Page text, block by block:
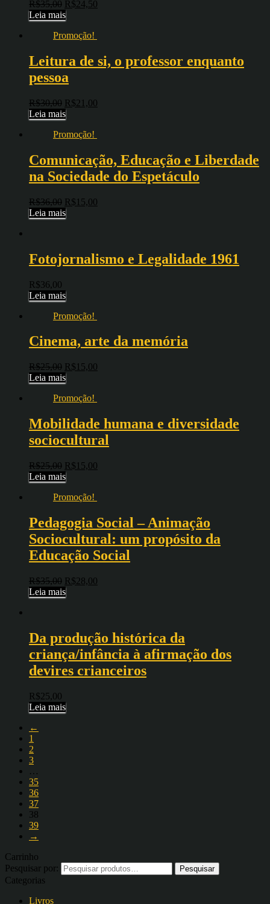
R$35,00 R$24,50
Leia mais
Promoção!
Leitura de si, o professor enquanto
pessoa
R$30,00 R$21,00
Leia mais
Promoção!
Comunicação, Educação e Liberdade
na Sociedade do Espetáculo
R$36,00 R$ 15,00
Leia mais
Fotojornalismo e Legalidade 1961
R$36,00
Leia mais
Promoção!
Cinema, arte da memória
R$25,00 R$ 15,00
Leia mais
Promoção!
Mobilidade humana e diversidade
sociocultural
R$25,00 R$ 15,00
Leia mais
Promoção!
Pedagogia Social – Animação
Sociocultural: um propósito da
Educação Social
R$35,00 R$28,00
Leia mais
Da produção histórica da
criança/infância à afirmação dos
devires crianceiros
R$25,00
Leia mais
←
1
2
3
…
35
36
37
38
39
→
Carrinho
Pesquisar por:
Categorias
Livros